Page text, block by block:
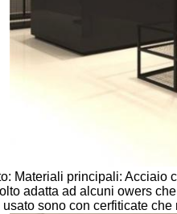
Materiali principali:
adatta ad alcuni owers
sono con cerfiticate